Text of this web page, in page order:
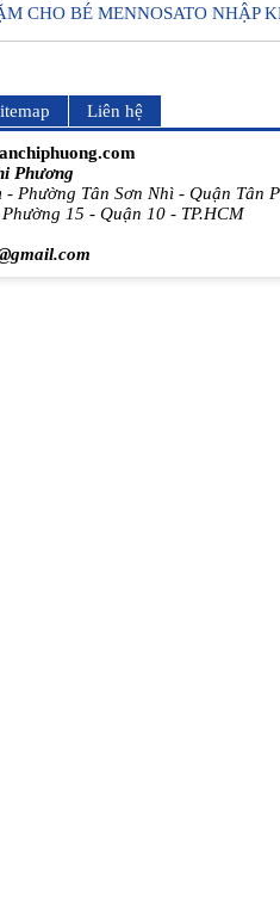
CHO BÉ MENNOSATO NHẬP
Liên hệ
anchiphuong.com
Phương
Phường Tân Sơn Nhì - Quận Tân
15 - Quận 10 - TP.HCM